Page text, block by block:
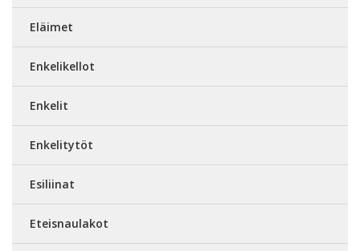
Eläimet
Enkelikellot
Enkelit
Enkelitytöt
Esiliinat
Eteisnaulakot